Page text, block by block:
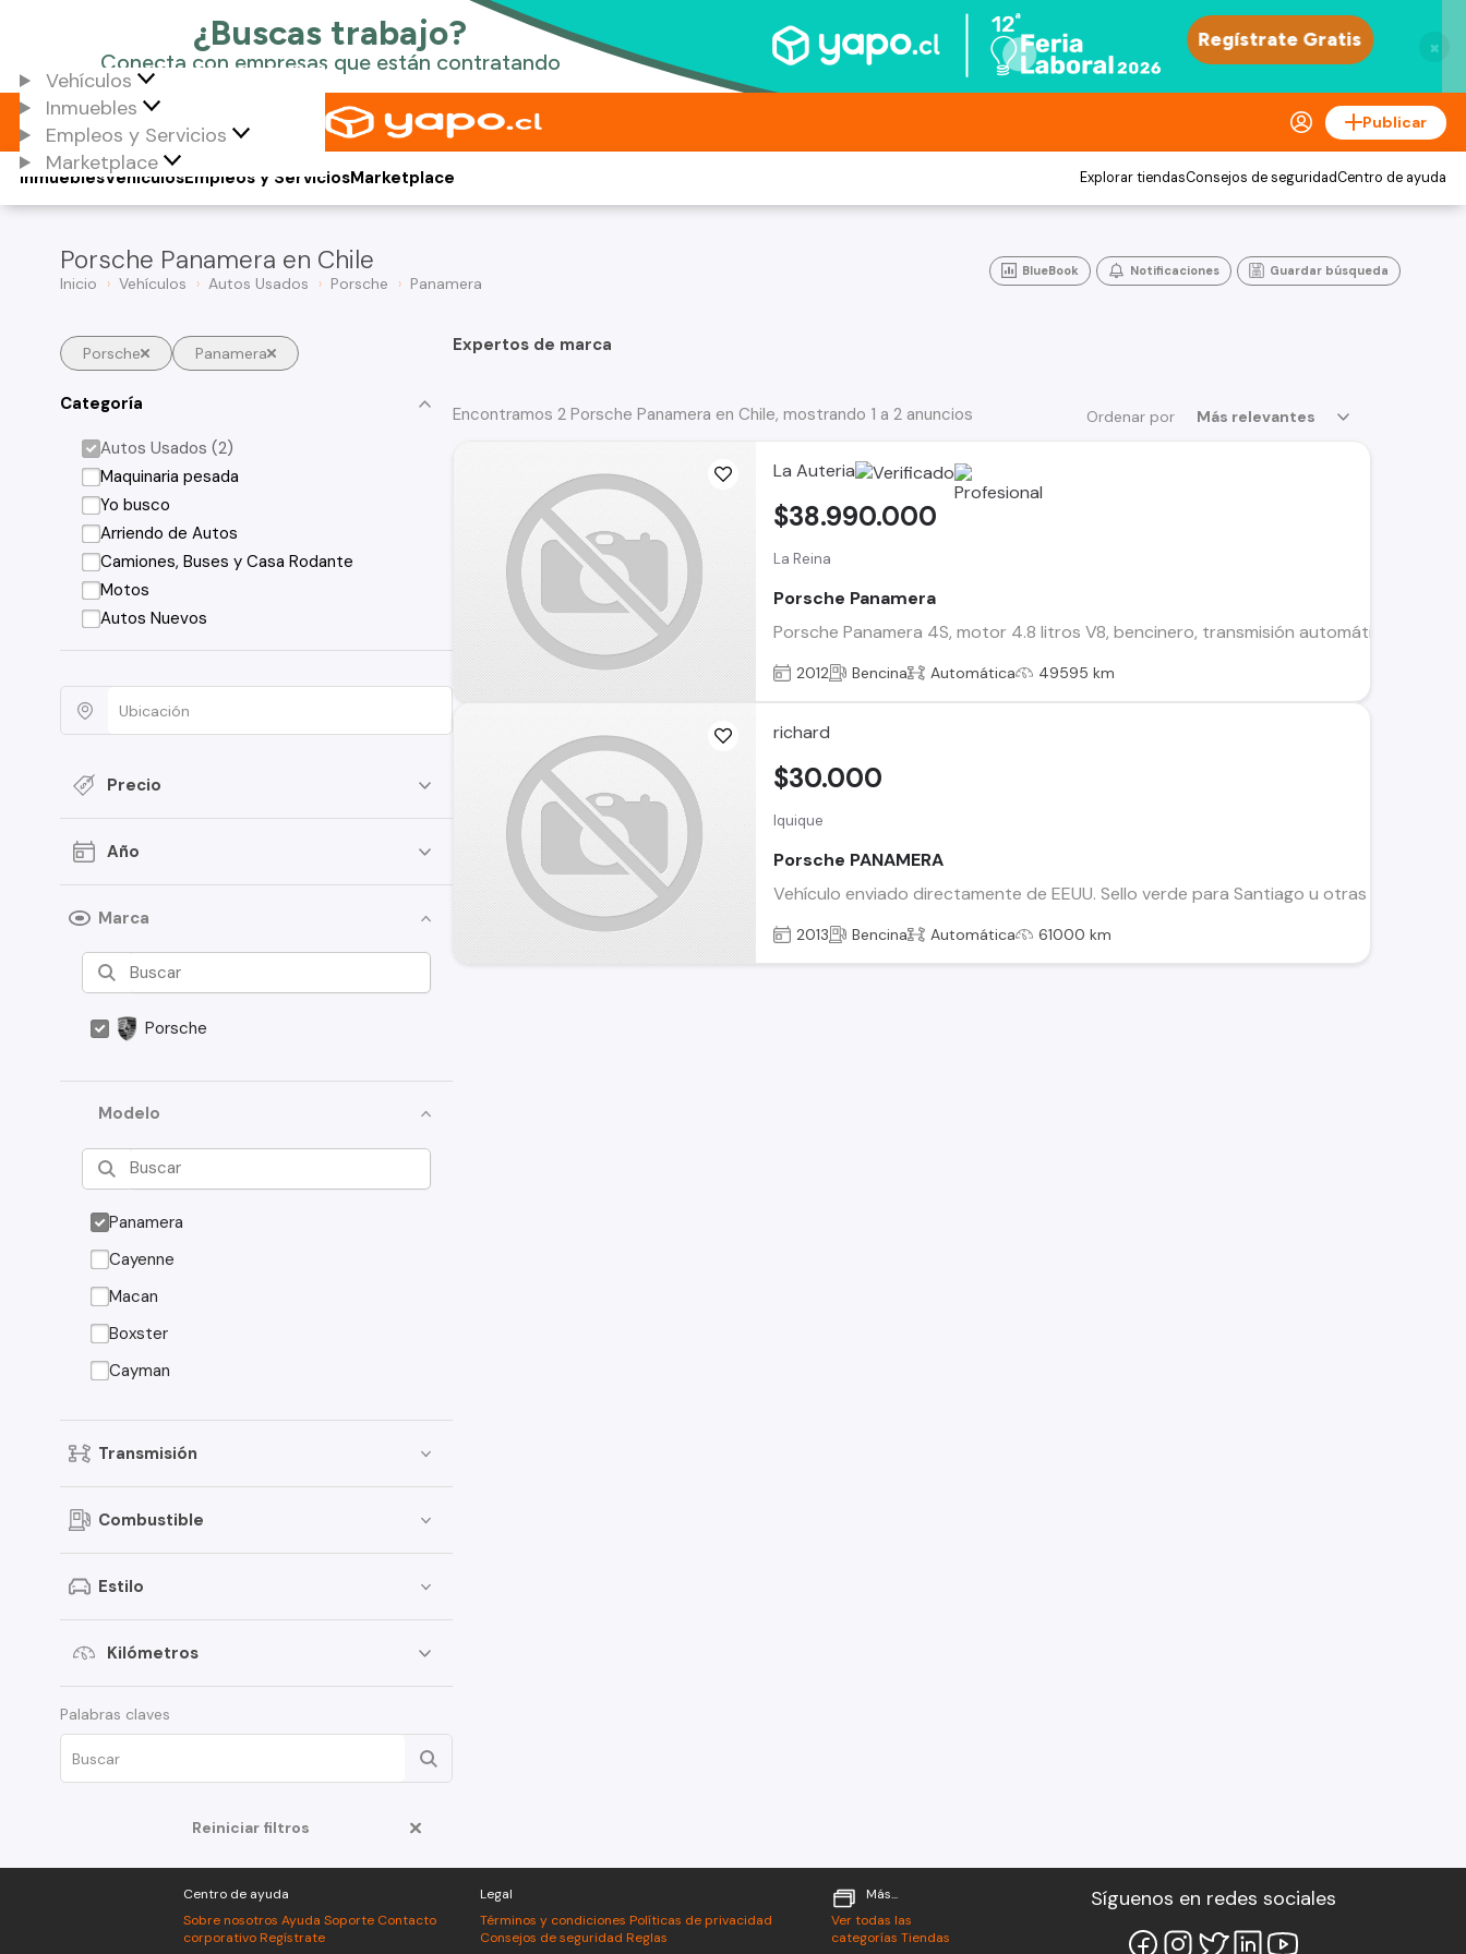
×
Vehículos
Inmuebles
Empleos y Servicios
Marketplace
Publicar
Vehículos
Inmuebles Empleos y ServiciosMarketplace Explorar tiendasConsejos de seguridadCentro de ayuda
Porsche Panamera en Chile
Inicio Vehículos Autos Usados Porsche Panamera
BlueBook Notificaciones Guardar búsqueda
Porsche Panamera
Categoría
Autos Usados (2)
Maquinaria pesada
Yo busco
Arriendo de Autos
Camiones, Buses y Casa Rodante
Motos
Autos Nuevos
Precio
Año
Marca
Porsche
Modelo
Panamera
Cayenne
Macan
Boxster
Cayman
Transmisión
Combustible
Estilo
Kilómetros
Palabras claves
Reiniciar filtros
Expertos de marca
Ordenar por Más relevantes
Encontramos 2 Porsche Panamera en Chile, mostrando 1 a 2 anuncios
La Auteria
La Reina
Porsche Panamera
Porsche Panamera 4S, motor 4.8 litros V8, bencinero, transmisión automática,
$38.990.000
2012 Bencina Automática 49595 km
richard
Iquique
Porsche PANAMERA
Vehículo enviado directamente de EEUU. Sello verde para Santiago u otras regiones,
$30.000
2013 Bencina Automática 61000 km
Centro de ayuda
Sobre nosotros Ayuda Soporte Contacto
corporativo Regístrate
Legal
Términos y condiciones Políticas de privacidad
Consejos de seguridad Reglas
Más...
Ver todas las
categorías Tiendas
Síguenos en redes sociales